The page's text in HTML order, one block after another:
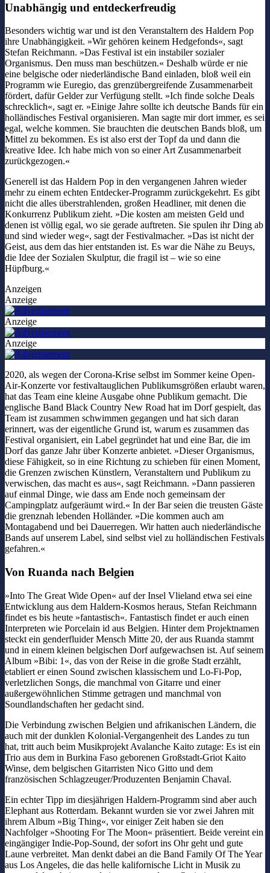
Unabhängig und entdeckerfreudig
Besonders wichtig war und ist den Veranstaltern des Haldern Pop
ihre Unabhängigkeit. »Wir gehören keinem Hedgefonds«, sagt
Stefan Reichmann. »Das Festival ist ein instabiler sozialer
Organismus. Den muss man beschützen.« Deshalb würde er nie
eine belgische oder niederländische Band einladen, bloß weil ein
Programm wie Euregio, das grenzübergreifende Zusammenarbeit
fördert, dafür Gelder zur Verfügung stellt. »Ich finde solche Deals
schrecklich«, sagt er. »Einige Jahre sollte ich deutsche Bands für ein
holländisches Festival organisieren. Man sagte mir dort immer, es sei
egal, welche kommen. Sie brauchten die deutschen Bands bloß, um
Mittel zu bekommen. Es ist also erst der Topf da und dann die
kreative Idee. Ich habe mich von so einer Art Zusammenarbeit
zurückgezogen.«
Generell ist das Haldern Pop in den vergangenen Jahren wieder
mehr zu einem echten Entdecker-Programm zurückgekehrt. Es gibt
nicht die alles überstrahlenden, großen Headliner, mit denen die
Konkurrenz Publikum zieht. »Die kosten am meisten Geld und
denen ist völlig egal, wo sie gerade auftreten. Sie spulen ihr Ding ab
und sind wieder weg«, sagt der Festivalmacher. »Das ist nicht der
Geist, aus dem das hier entstanden ist. Es war die Nähe zu Beuys,
die Idee der Sozialen Skulptur, die fragil ist – wie so eine
Hüpfburg.«
Anzeigen
Anzeige
Anzeige
Anzeige
2020, als wegen der Corona-Krise selbst im Sommer keine Open-
Air-Konzerte vor festivaltauglichen Publikumsgrößen erlaubt waren,
hat das Team eine kleine Ausgabe ohne Publikum gemacht. Die
englische Band Black Country New Road hat im Dorf gespielt, das
Team ist zusammen schwimmen gegangen und hat sich daran
erinnert, was der eigentliche Grund ist, warum es zusammen das
Festival organisiert, ein Label gegründet hat und eine Bar, die im
Dorf das ganze Jahr über Konzerte anbietet. »Dieser Organismus,
diese Fähigkeit, so in eine Richtung zu schieben für einen Moment,
die Grenzen zwischen Künstlern, Veranstaltern und Publikum zu
verwischen, das macht es aus«, sagt Reichmann. »Dann passieren
auf einmal Dinge, wie dass am Ende noch gemeinsam der
Campingplatz aufgeräumt wird.« In der Bar seien die treusten Gäste
die grenznah lebenden Holländer. »Die kommen auch am
Montagabend und bei Dauerregen. Wir hatten auch niederländische
Bands auf unserem Label, sind selbst viel zu holländischen Festivals
gefahren.«
Von Ruanda nach Belgien
»Into The Great Wide Open« auf der Insel Vlieland etwa sei eine
Entwicklung aus dem Haldern-Kosmos heraus, Stefan Reichmann
findet es bis heute »fantastisch«. Fantastisch findet er auch einen
Interpreten wie Porcelain id aus Belgien. Hinter dem Projektnamen
steckt ein genderfluider Mensch Mitte 20, der aus Ruanda stammt
und in einem kleinen belgischen Dorf aufgewachsen ist. Auf seinem
Album »Bibi: 1«, das von der Reise in die große Stadt erzählt,
etabliert er einen Sound zwischen klassischem und Lo-Fi-Pop,
verletzlichen Songs, die manchmal von Gitarre und einer
außergewöhnlichen Stimme getragen und manchmal von
Soundlandschaften her gedacht sind.
Die Verbindung zwischen Belgien und afrikanischen Ländern, die
auch mit der dunklen Kolonial-Vergangenheit des Landes zu tun
hat, tritt auch beim Musikprojekt Avalanche Kaito zutage: Es ist ein
Trio aus dem in Burkina Faso geborenen Großstadt-Griot Kaito
Winse, dem belgischen Gitarristen Nico Gitto und dem
französischen Schlagzeuger/Produzenten Benjamin Chaval.
Ein echter Tipp im diesjährigen Haldern-Programm sind aber auch
Elephant aus Rotterdam. Bekannt wurden sie vor zwei Jahren mit
ihrem Album »Big Thing«, vor einiger Zeit haben sie den
Nachfolger »Shooting For The Moon« präsentiert. Beide vereint ein
eingängiger Indie-Pop-Sound, der sofort ins Ohr geht und gute
Laune verbreitet. Man denkt dabei an die Band Family Of The Year
aus Los Angeles, die das helle kalifornische Licht in Musik zu